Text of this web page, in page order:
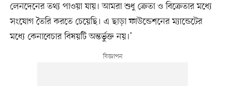
লেনদেনের তথ্য পাওয়া যায়। আমরা শুধু ক্রেতা ও বিক্রেতার মধ্যে
সংযোগ তৈরি করতে চেয়েছি। এ ছাড়া ফাউন্ডেশনের ম্যান্ডেটের
মধ্যে কেনাবেচার বিষয়টি অন্তর্ভুক্ত নয়।’